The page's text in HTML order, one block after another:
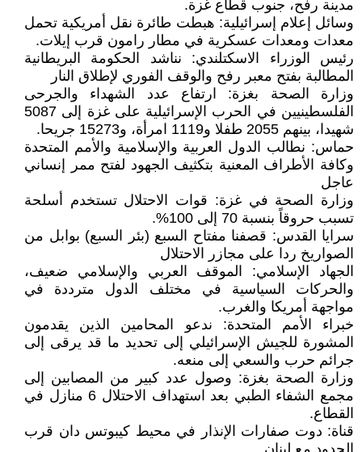
مدينة رفح، جنوب قطاع غزة.
وسائل إعلام إسرائيلية: هبطت طائرة نقل أمريكية تحمل
معدات ومعدات عسكرية في مطار رامون قرب إيلات.
رئيس الوزراء الاسكتلندي: نناشد الحكومة البريطانية
المطالبة بفتح معبر رفح والوقف الفوري لإطلاق النار
وزارة الصحة بغزة: ارتفاع عدد الشهداء والجرحى
الفلسطينيين في الحرب الإسرائيلية على غزة إلى 5087
شهيدا، بينهم 2055 طفلا و1119 امرأة، و15273 جريحا.
حماس: نطالب الدول العربية والإسلامية والأمم المتحدة
وكافة الأطراف المعنية بتكثيف الجهود لفتح ممر إنساني
عاجل
وزارة الصحة في غزة: قوات الاحتلال تستخدم أسلحة
تسبب حروقاً بنسبة 70 إلى 100%.
سرايا القدس: قصفنا مفتاح السبع (بئر السبع) بوابل من
الصواريخ ردا على مجازر الاحتلال
الجهاد الإسلامي: الموقف العربي والإسلامي ضعيف،
والحركات السياسية في مختلف الدول مترددة في
مواجهة أمريكا والغرب.
خبراء الأمم المتحدة: ندعو المحامين الذين يقدمون
المشورة للجيش الإسرائيلي إلى تحديد ما قد يرقى إلى
جرائم حرب والسعي إلى منعه.
وزارة الصحة بغزة: وصول عدد كبير من المصابين إلى
مجمع الشفاء الطبي بعد استهداف الاحتلال 6 منازل في
القطاع.
قناة: دوت صفارات الإنذار في محيط كيبوتس دان قرب